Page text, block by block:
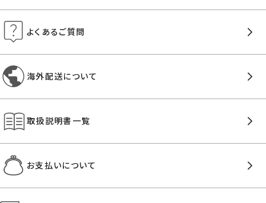
よくあるご質問
海外配送について
取扱説明書一覧
お支払いについて